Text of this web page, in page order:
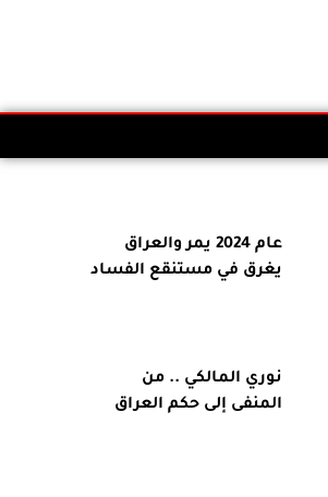
عام 2024 يمر والعراق
يغرق في مستنقع الفساد
نوري المالكي .. من
المنفى إلى حكم العراق